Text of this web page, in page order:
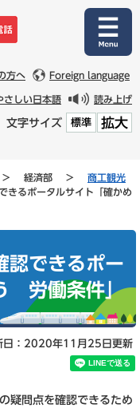
方へ Foreign language
さしい日本語 読み上げ
文字サイズ 標準 拡大
> 経済部 >
商工観光
きるポータルサイト「確かめ
認できるポー
労働条件」
日：2020年11月25日更新
疑問点を確認できるため